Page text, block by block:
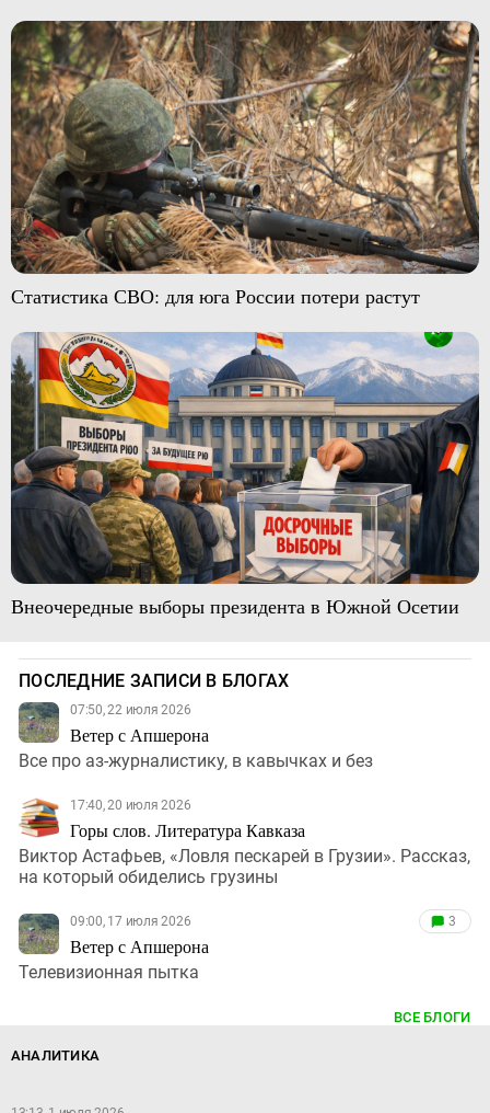
Статистика СВО: для юга России потери растут
Внеочередные выборы президента в Южной Осетии
ПОСЛЕДНИЕ ЗАПИСИ В БЛОГАХ
07:50, 22 июля 2026
Ветер с Апшерона
Все про аз-журналистику, в кавычках и без
17:40, 20 июля 2026
Горы слов. Литература Кавказа
Виктор Астафьев, «Ловля пескарей в Грузии». Рассказ,
на который обиделись грузины
09:00, 17 июля 2026
Ветер с Апшерона
3
Телевизионная пытка
ВСЕ БЛОГИ
АНАЛИТИКА